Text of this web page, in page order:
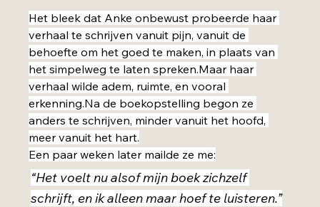
Het bleek dat Anke onbewust probeerde haar
verhaal te schrijven vanuit pijn, vanuit de
behoefte om het goed te maken, in plaats van
het simpelweg te laten spreken.Maar haar
verhaal wilde adem, ruimte, en vooral
erkenning.Na de boekopstelling begon ze
anders te schrijven, minder vanuit het hoofd,
meer vanuit het hart.
Een paar weken later mailde ze me:
“Het voelt nu alsof mijn boek zichzelf
schrijft, en ik alleen maar hoef te luisteren.”